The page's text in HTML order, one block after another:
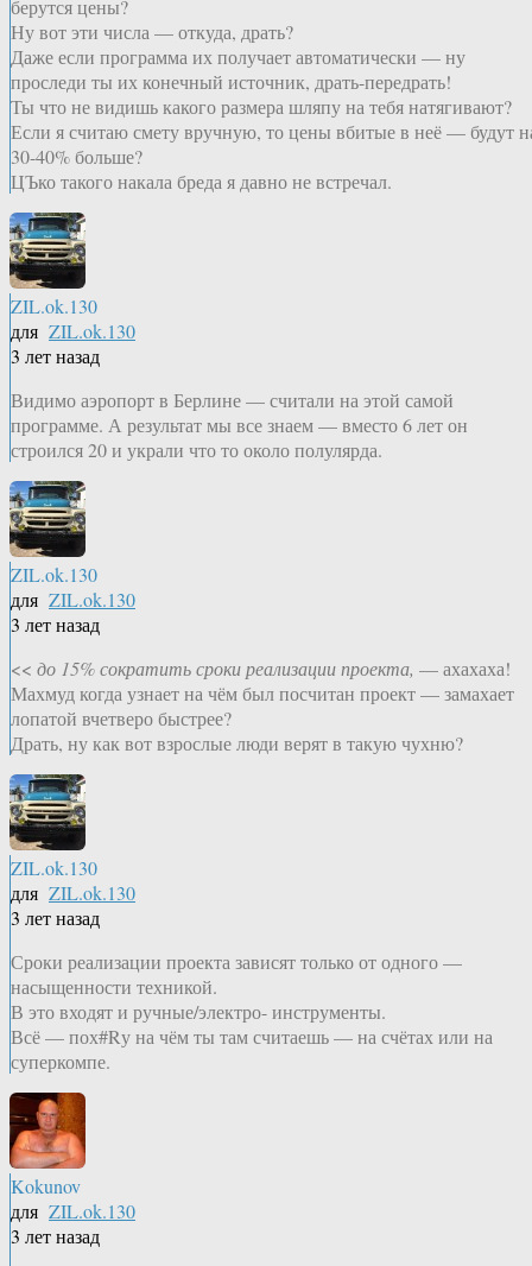
берутся цены?
Ну вот эти числа — откуда, драть?
Даже если программа их получает автоматически — ну
проследи ты их конечный источник, драть-передрать!
Ты что не видишь какого размера шляпу на тебя натягивают?
Если я считаю смету вручную, то цены вбитые в неё — будут
30-40% больше?
ЦЪко такого накала бреда я давно не встречал.
ZIL.ok.130
для ZIL.ok.130
3 лет назад
Видимо аэропорт в Берлине — считали на этой самой
программе. А результат мы все знаем — вместо 6 лет он
строился 20 и украли что то около полулярда.
ZIL.ok.130
для ZIL.ok.130
3 лет назад
<< до 15% сократить сроки реализации проекта, — ахахаха!
Махмуд когда узнает на чём был посчитан проект — замахает
лопатой вчетверо быстрее?
Драть, ну как вот взрослые люди верят в такую чухню?
ZIL.ok.130
для ZIL.ok.130
3 лет назад
Сроки реализации проекта зависят только от одного —
насыщенности техникой.
В это входят и ручные/электро- инструменты.
Всё — пох#Rу на чём ты там считаешь — на счётах или на
суперкомпе.
Kokunov
для ZIL.ok.130
3 лет назад